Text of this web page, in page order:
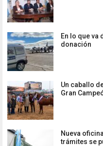
En lo que va
donación
Un caballo
Gran
Nueva
trámites se